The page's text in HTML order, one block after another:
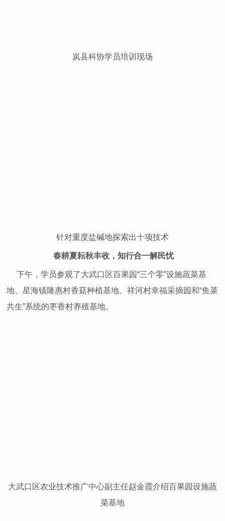
岚县科协学员培训现场
针对重度盐碱地探索出十项技术
春耕夏耘秋丰收，知行合一解民忧
下午，学员参观了大武口区百果园“三个零”设施蔬菜基
地、星海镇隆惠村香菇种植基地、祥河村幸福采摘园和“鱼菜
共生”系统的枣香村养殖基地。
大武口区农业技术推广中心副主任赵金霞介绍百果园设施蔬
菜基地